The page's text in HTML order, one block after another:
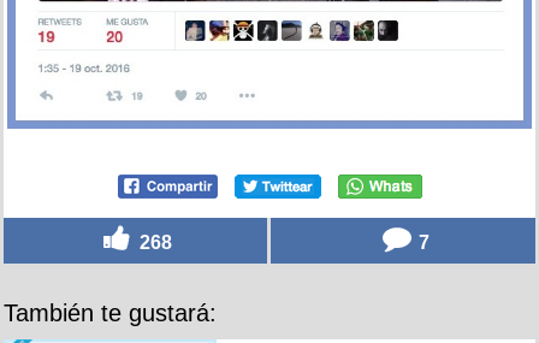
268 7
También te gustará: